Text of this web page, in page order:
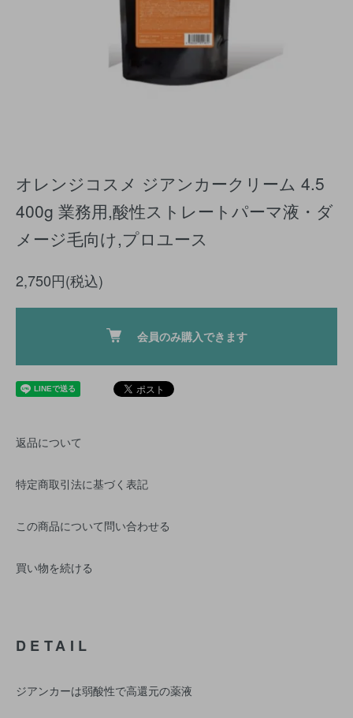
オレンジコスメ ジアンカークリーム 4.5
400g 業務用,酸性ストレートパーマ液・ダ
メージ毛向け,プロユース
2,750円(税込)
会員のみ購入できます
返品について
特定商取引法に基づく表記
この商品について問い合わせる
買い物を続ける
DETAIL
ジアンカーは弱酸性で高還元の薬液